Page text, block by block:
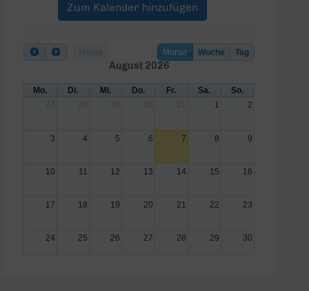
Zum Kalender hinzufügen
Monat Woche Tag
August 2026
Mo. Di. Mi. Do. Fr. Sa.
So.
1 2
3 4 5 6 7 8 9
10 11 12 13 14 15 16
17 18 19 20 21 22 23
24 25 26 27 28 29 30